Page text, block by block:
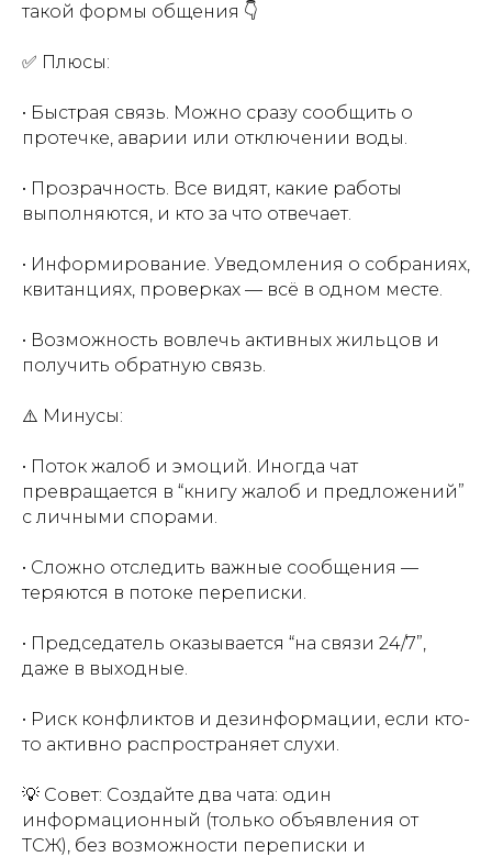
такой формы общения 👇
✅ Плюсы:
• Быстрая связь. Можно сразу сообщить о
протечке, аварии или отключении воды.
• Прозрачность. Все видят, какие работы
выполняются, и кто за что отвечает.
• Информирование. Уведомления о собраниях,
квитанциях, проверках — всё в одном месте.
• Возможность вовлечь активных жильцов и
получить обратную связь.
⚠️ Минусы:
• Поток жалоб и эмоций. Иногда чат
превращается в “книгу жалоб и предложений”
с личными спорами.
• Сложно отследить важные сообщения —
теряются в потоке переписки.
• Председатель оказывается “на связи 24/7”,
даже в выходные.
• Риск конфликтов и дезинформации, если кто-
то активно распространяет слухи.
💡 Совет: Создайте два чата: один
информационный (только объявления от
ТСЖ), без возможности переписки и